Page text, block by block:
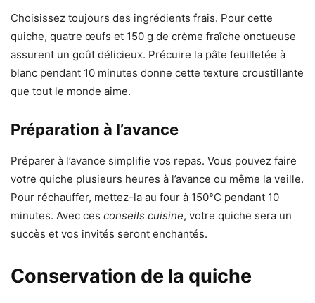
Choisissez toujours des ingrédients frais. Pour cette
quiche, quatre œufs et 150 g de crème fraîche onctueuse
assurent un goût délicieux. Précuire la pâte feuilletée à
blanc pendant 10 minutes donne cette texture croustillante
que tout le monde aime.
Préparation à l’avance
Préparer à l’avance simplifie vos repas. Vous pouvez faire
votre quiche plusieurs heures à l’avance ou même la veille.
Pour réchauffer, mettez-la au four à 150°C pendant 10
minutes. Avec ces conseils cuisine, votre quiche sera un
succès et vos invités seront enchantés.
Conservation de la quiche